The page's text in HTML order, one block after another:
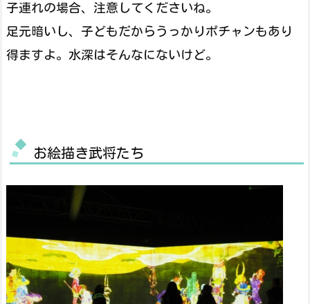
子連れの場合、注意してくださいね。
足元暗いし、子どもだからうっかりポチャンもあり
得ますよ。水深はそんなにないけど。
お絵描き武将たち